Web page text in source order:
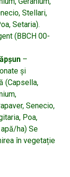
Stellari,
Setaria).
(BBCH 00-
–
și
(Capsella,
Senecio,
Poa,
ha) Se
în vegetație